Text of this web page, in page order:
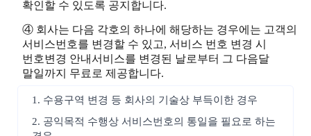
확인할 수 있도록 공지합니다.
④ 회사는 다음 각호의 하나에 해당하는 경우에는 고객의
서비스번호를 변경할 수 있고, 서비스 번호 변경 시
번호변경 안내서비스를 변경된 날로부터 그 다음달
말일까지 무료로 제공합니다.
1. 수용구역 변경 등 회사의 기술상 부득이한 경우
2. 공익목적 수행상 서비스번호의 통일을 필요로 하는